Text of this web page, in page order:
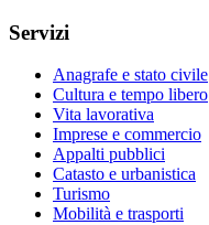
Servizi
Anagrafe e stato civile
Cultura e tempo libero
Vita lavorativa
Imprese e commercio
Appalti pubblici
Catasto e urbanistica
Turismo
Mobilità e trasporti